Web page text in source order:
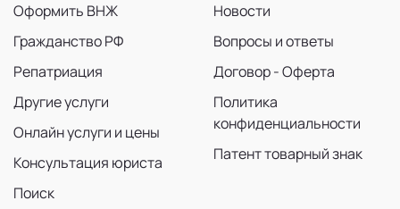
Оформить ВНЖ
Гражданство РФ
Репатриация
Другие услуги
Онлайн услуги и цены
Консультация юриста
Поиск
Новости
Вопросы и ответы
Договор - Оферта
Политика
конфиденциальности
Патент товарный знак